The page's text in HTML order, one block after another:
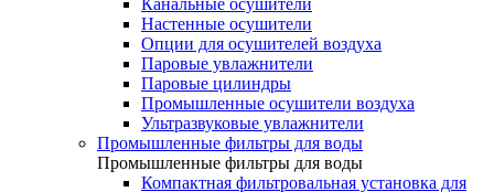
Канальные осушители
Настенные осушители
Опции для осушителей воздуха
Паровые увлажнители
Паровые цилиндры
Промышленные осушители воздуха
Ультразвуковые увлажнители
Промышленные фильтры для воды
Промышленные фильтры для воды
Компактная фильтровальная установка для